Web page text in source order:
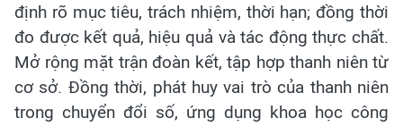
định rõ mục tiêu, trách nhiệm, thời hạn; đồng thời
đo được kết quả, hiệu quả và tác động thực chất.
Mở rộng mặt trận đoàn kết, tập hợp thanh niên từ
cơ sở. Đồng thời, phát huy vai trò của thanh niên
trong chuyển đổi số, ứng dụng khoa học công